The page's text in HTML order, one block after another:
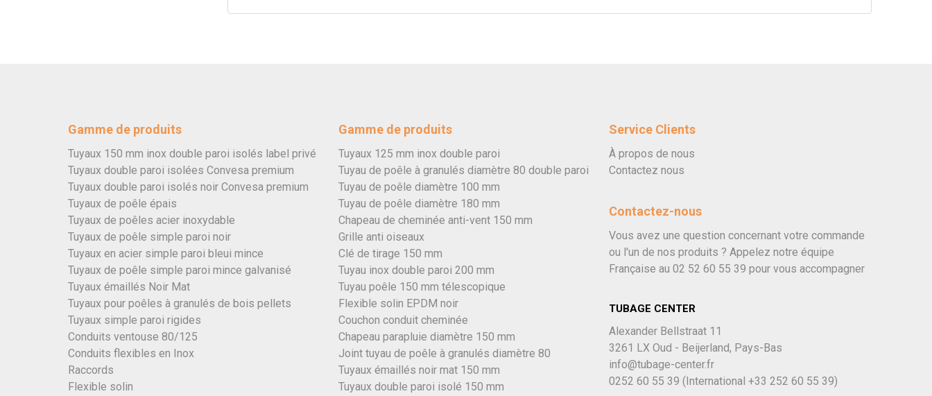
Gamme de produits
Tuyaux 150 mm inox double paroi isolés label privé
Tuyaux double paroi isolées Convesa premium
Tuyaux double paroi isolés noir Convesa premium
Tuyaux de poêle épais
Tuyaux de poêles acier inoxydable
Tuyaux de poêle simple paroi noir
Tuyaux en acier simple paroi bleui mince
Tuyaux de poêle simple paroi mince galvanisé
Tuyaux émaillés Noir Mat
Tuyaux pour poêles à granulés de bois pellets
Tuyaux simple paroi rigides
Conduits ventouse 80/125
Conduits flexibles en Inox
Raccords
Flexible solin
Gamme de produits
Tuyaux 125 mm inox double paroi
Tuyau de poêle à granulés diamètre 80 double paroi
Tuyau de poêle diamètre 100 mm
Tuyau de poêle diamètre 180 mm
Chapeau de cheminée anti-vent 150 mm
Grille anti oiseaux
Clé de tirage 150 mm
Tuyau inox double paroi 200 mm
Tuyau poêle 150 mm télescopique
Flexible solin EPDM noir
Couchon conduit cheminée
Chapeau parapluie diamètre 150 mm
Joint tuyau de poêle à granulés diamètre 80
Tuyaux émaillés noir mat 150 mm
Tuyaux double paroi isolé 150 mm
Service Clients
À propos de nous
Contactez nous
Contactez-nous
Vous avez une question concernant votre commande
ou l'un de nos produits ? Appelez notre équipe
Française au 02 52 60 55 39 pour vous accompagner
TUBAGE CENTER
Alexander Bellstraat 11
3261 LX Oud - Beijerland, Pays-Bas
info@tubage-center.fr
0252 60 55 39 (International +33 252 60 55 39)